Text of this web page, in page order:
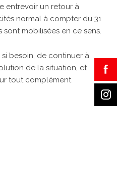
entrevoir un retour à
normal à compter du 31
sont mobilisées en ce sens.
besoin, de continuer à
de la situation, et
tout complément